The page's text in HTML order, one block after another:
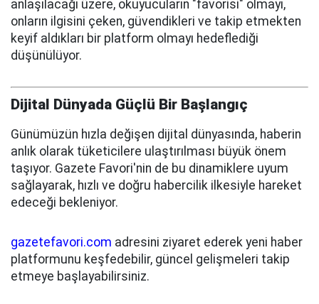
anlaşılacağı üzere, okuyucuların "favorisi" olmayı,
onların ilgisini çeken, güvendikleri ve takip etmekten
keyif aldıkları bir platform olmayı hedeflediği
düşünülüyor.
Dijital Dünyada Güçlü Bir Başlangıç
Günümüzün hızla değişen dijital dünyasında, haberin
anlık olarak tüketicilere ulaştırılması büyük önem
taşıyor. Gazete Favori'nin de bu dinamiklere uyum
sağlayarak, hızlı ve doğru habercilik ilkesiyle hareket
edeceği bekleniyor.
gazetefavori.com adresini ziyaret ederek yeni haber
platformunu keşfedebilir, güncel gelişmeleri takip
etmeye başlayabilirsiniz.